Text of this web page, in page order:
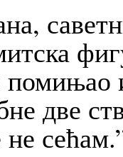
помињао
две